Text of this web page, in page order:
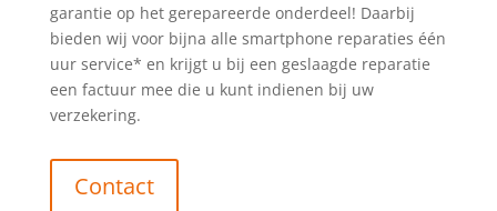
garantie op het gerepareerde onderdeel! Daarbij
bieden wij voor bijna alle smartphone reparaties één
uur service* en krijgt u bij een geslaagde reparatie
een factuur mee die u kunt indienen bij uw
verzekering.
Contact